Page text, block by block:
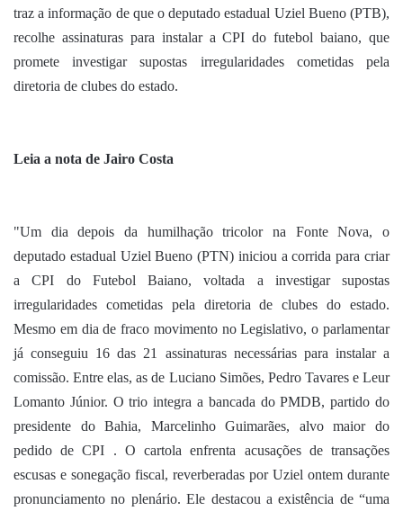
traz a informação de que o deputado estadual Uziel Bueno (PTB),
recolhe assinaturas para instalar a CPI do futebol baiano, que
promete investigar supostas irregularidades cometidas pela
diretoria de clubes do estado.
Leia a nota de Jairo Costa
"Um dia depois da humilhação tricolor na Fonte Nova, o
deputado estadual Uziel Bueno (PTN) iniciou a corrida para criar
a CPI do Futebol Baiano, voltada a investigar supostas
irregularidades cometidas pela diretoria de clubes do estado.
Mesmo em dia de fraco movimento no Legislativo, o parlamentar
já conseguiu 16 das 21 assinaturas necessárias para instalar a
comissão. Entre elas, as de Luciano Simões, Pedro Tavares e Leur
Lomanto Júnior. O trio integra a bancada do PMDB, partido do
presidente do Bahia, Marcelinho Guimarães, alvo maior do
pedido de CPI . O cartola enfrenta acusações de transações
escusas e sonegação fiscal, reverberadas por Uziel ontem durante
pronunciamento no plenário. Ele destacou a existência de “uma